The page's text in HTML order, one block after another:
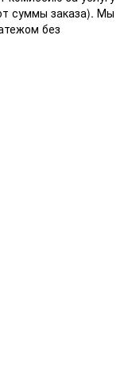
суммы заказа). Мы
без